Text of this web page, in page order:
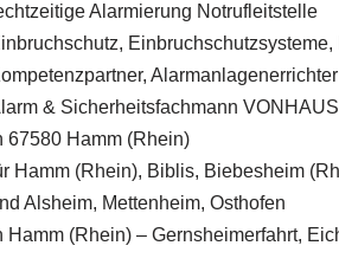
Alarmierung Notrufleitstelle
Alarmanlagenerrichter
& Sicherheitsfachmann
67580 Hamm (Rhein)
Hamm (Rhein), Biblis, Biebesheim
Alsheim, Mettenheim, Osthofen
Hamm (Rhein) – Gernsheimerfahrt,